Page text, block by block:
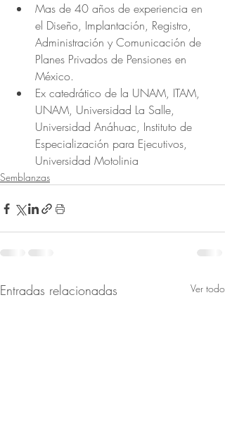
Mas de 40 años de experiencia en
el Diseño, Implantación, Registro,
Administración y Comunicación de
Planes Privados de Pensiones en
México.
Ex catedrático de la UNAM, ITAM,
UNAM, Universidad La Salle,
Universidad Anáhuac, Instituto de
Especialización para Ejecutivos,
Universidad Motolinia
Semblanzas
Entradas relacionadas Ver todo